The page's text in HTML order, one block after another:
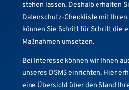
stehen lassen. Deshalb erhalten
Datenschutz-Checkliste mit Ihren
können Sie Schritt für Schritt die
Maßnahmen umsetzen.
Bei Interesse können wir Ihnen
unseres DSMS einrichten. Hier
eine Übersicht über den Stand